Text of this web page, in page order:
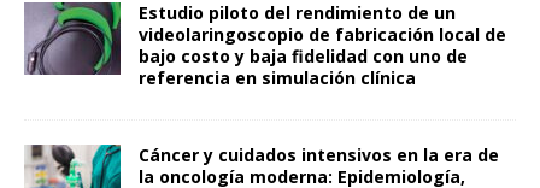
Estudio piloto del rendimiento de un
videolaringoscopio de fabricación local de
bajo costo y baja fidelidad con uno de
referencia en simulación clínica
Cáncer y cuidados intensivos en la era de
la oncología moderna: Epidemiología,